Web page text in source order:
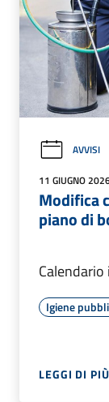
AVVISI
11 GIUGNO
Modifica
piano di
Igiene
LEGGI DI PIÙ